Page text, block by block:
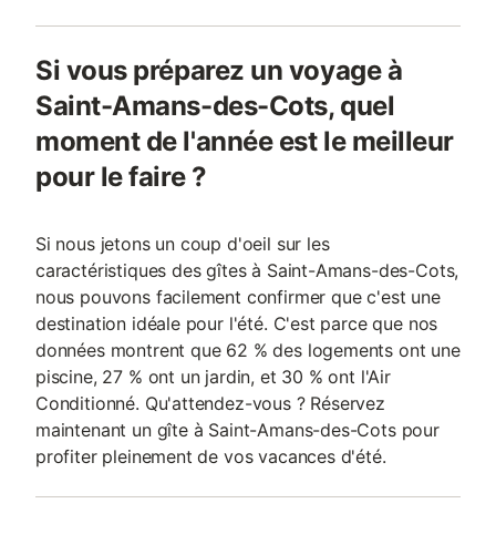
Si vous préparez un voyage à
Saint-Amans-des-Cots, quel
moment de l'année est le meilleur
pour le faire ?
Si nous jetons un coup d'oeil sur les
caractéristiques des gîtes à Saint-Amans-des-Cots,
nous pouvons facilement confirmer que c'est une
destination idéale pour l'été. C'est parce que nos
données montrent que 62 % des logements ont une
piscine, 27 % ont un jardin, et 30 % ont l'Air
Conditionné. Qu'attendez-vous ? Réservez
maintenant un gîte à Saint-Amans-des-Cots pour
profiter pleinement de vos vacances d'été.